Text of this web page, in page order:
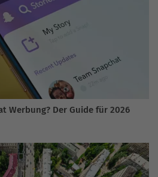
Werbung? Der Guide für 2026